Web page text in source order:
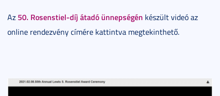
Az 50. Rosenstiel-díj átadó ünnepségén készült videó az
online rendezvény címére kattintva megtekinthető.